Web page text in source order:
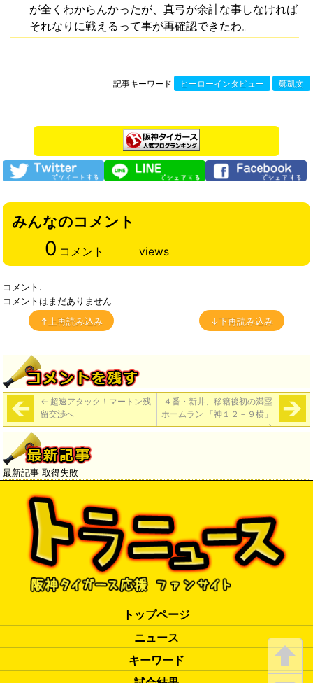
が全くわからんかったが、真弓が余計な事しなければ
それなりに戦えるって事が再確認できたわ。
記事キーワード ヒーローインタビュー 鄭凱文
みんなのコメント
0 コメント views
コメント.
コメントはまだありません
↑上再読み込み
↓下再読み込み
← 超速アタック！マートン残
留交渉へ
４番・新井、移籍後初の満塁
ホームラン 「神１２－９横」
→
最新記事 取得失敗
トップページ
ニュース
キーワード